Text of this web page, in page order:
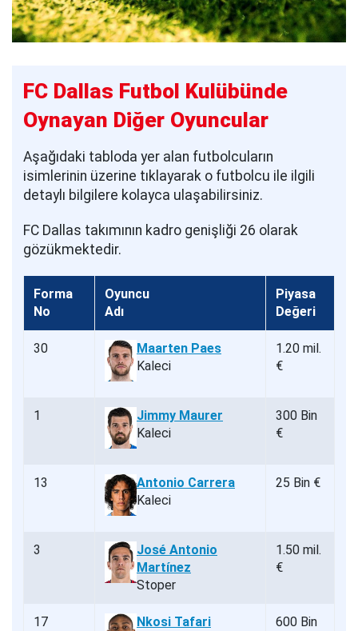
FC Dallas Futbol Kulübünde
Oynayan Diğer Oyuncular
Aşağıdaki tabloda yer alan futbolcuların
isimlerinin üzerine tıklayarak o futbolcu ile ilgili
detaylı bilgilere kolayca ulaşabilirsiniz.
FC Dallas takımının kadro genişliği 26 olarak
gözükmektedir.
Forma
No
Oyuncu
Adı
Piyasa
Değeri
30
Maarten Paes
Kaleci
1.20 mil.
€
1
Jimmy Maurer
Kaleci
300 Bin
€
13
Antonio Carrera
Kaleci
25 Bin €
3
José Antonio
Martínez
Stoper
1.50 mil.
€
17
Nkosi Tafari
600 Bin